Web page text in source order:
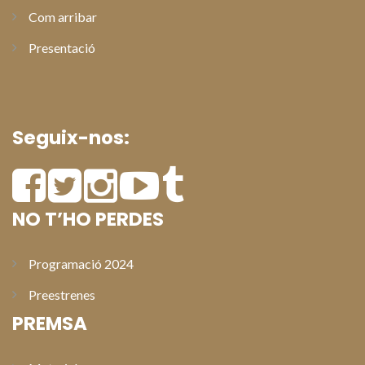
Com arribar
Presentació
Seguix-nos:
NO T’HO PERDES
Programació 2024
Preestrenes
PREMSA